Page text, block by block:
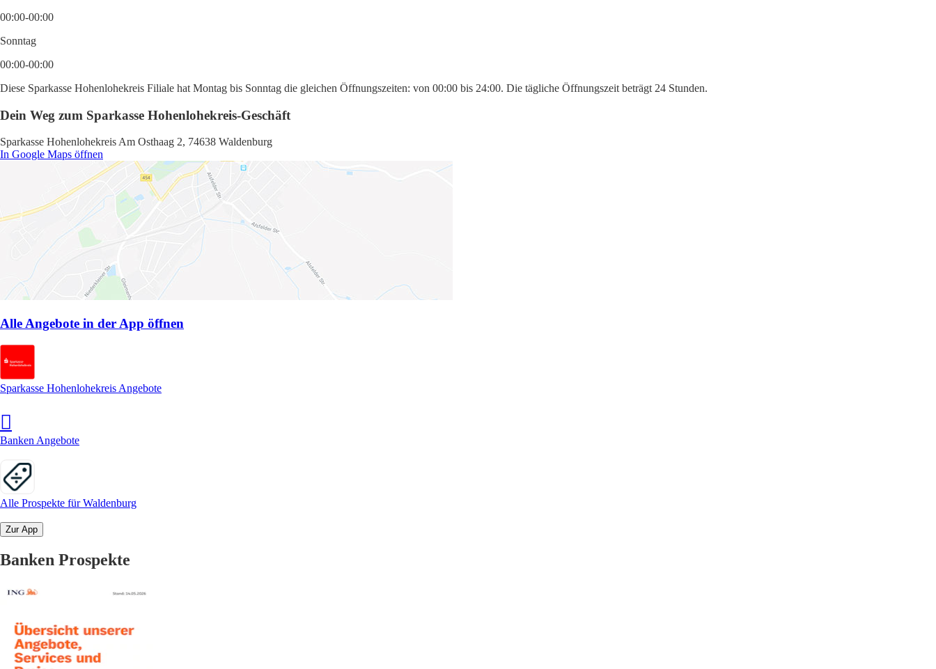
00:00-00:00
Sonntag
00:00-00:00
Diese Sparkasse Hohenlohekreis Filiale hat Montag bis Sonntag die gleichen Öffnungszeiten: von 00:00 bis 24:00. Die tägliche Öffnungszeit beträgt 24 Stunden.
Dein Weg zum Sparkasse Hohenlohekreis-Geschäft
Sparkasse Hohenlohekreis Am Osthaag 2, 74638 Waldenburg
In Google Maps öffnen
Alle Angebote in der App öffnen
Sparkasse Hohenlohekreis Angebote
Banken Angebote
Alle Prospekte für Waldenburg
Zur App
Banken Prospekte